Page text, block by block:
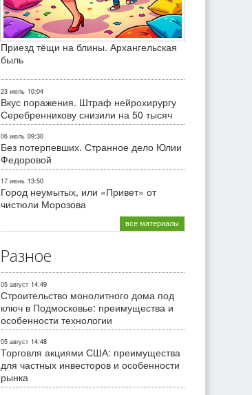
Приезд тёщи на блины. Архангельская
быль
23 июль 10:04
Вкус поражения. Штраф нейрохирургу
Серебренникову снизили на 50 тысяч
06 июль 09:30
Без потерпевших. Странное дело Юлии
Федоровой
17 июнь 13:50
Город неумытых, или «Привет» от
чистюли Морозова
все материалы
Разное
05 август 14:49
Строительство монолитного дома под
ключ в Подмосковье: преимущества и
особенности технологии
05 август 14:48
Торговля акциями США: преимущества
для частных инвесторов и особенности
рынка